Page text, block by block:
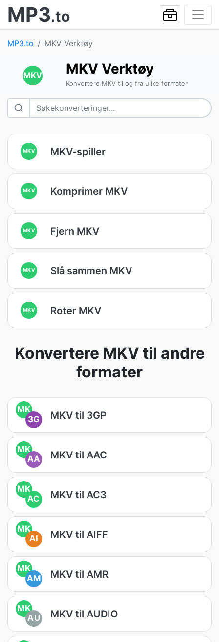
MP3.to
MP3.to MKV Verktøy
MKV MKV Verktøy
Konvertere MKV til og fra ulike formater
MKV MKV-spiller
MKV Komprimer MKV
MKV Fjern MKV
MKV Slå sammen MKV
MKV Roter MKV
Konvertere MKV til andre
formater
MK
3G
MKV til 3GP
MK
AA
MKV til AAC
MK
AC
MKV til AC3
MK
AI
MKV til AIFF
MK
AM
MKV til AMR
MK
AU
MKV til AUDIO